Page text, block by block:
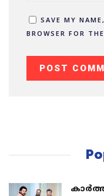
SAVE MY
BROWSER FOR